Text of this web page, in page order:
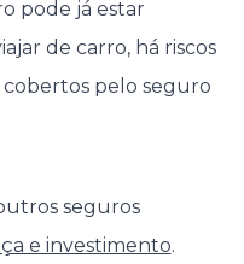
pode já estar
de carro, há riscos
pelo seguro
seguros
e investimento.